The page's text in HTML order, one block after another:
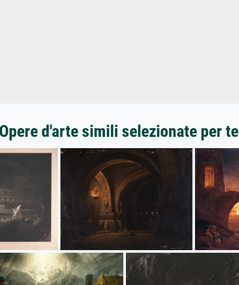
Opere d'arte simili selezionate per te